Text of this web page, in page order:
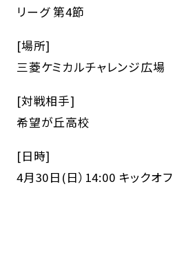
リーグ 第4節
[場所]
三菱ケミカルチャレンジ広場
[対戦相手]
希望が丘高校
[日時]
4月30日(日）14:00 キックオフ